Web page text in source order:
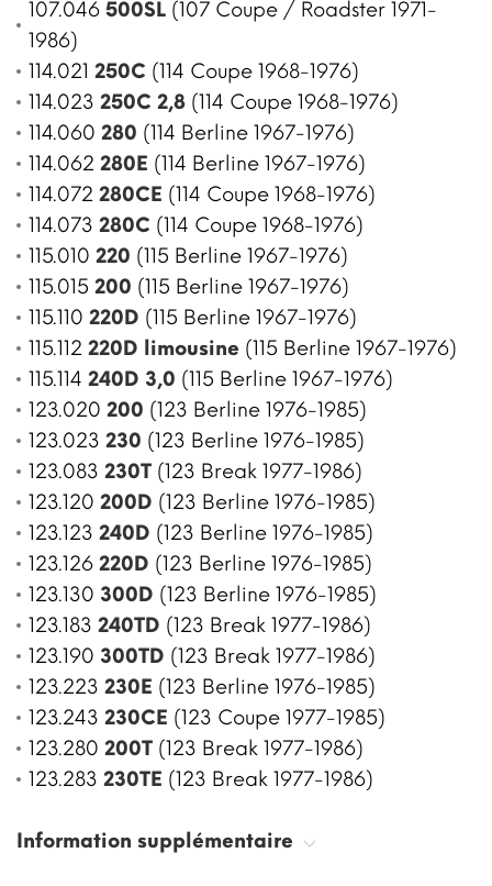
107.046 500SL (107 Coupe / Roadster 1971-
1986)
114.021 250C (114 Coupe 1968-1976)
114.023 250C 2,8 (114 Coupe 1968-1976)
114.060 280 (114 Berline 1967-1976)
114.062 280E (114 Berline 1967-1976)
114.072 280CE (114 Coupe 1968-1976)
114.073 280C (114 Coupe 1968-1976)
115.010 220 (115 Berline 1967-1976)
115.015 200 (115 Berline 1967-1976)
115.110 220D (115 Berline 1967-1976)
115.112 220D limousine (115 Berline 1967-1976)
115.114 240D 3,0 (115 Berline 1967-1976)
123.020 200 (123 Berline 1976-1985)
123.023 230 (123 Berline 1976-1985)
123.083 230T (123 Break 1977-1986)
123.120 200D (123 Berline 1976-1985)
123.123 240D (123 Berline 1976-1985)
123.126 220D (123 Berline 1976-1985)
123.130 300D (123 Berline 1976-1985)
123.183 240TD (123 Break 1977-1986)
123.190 300TD (123 Break 1977-1986)
123.223 230E (123 Berline 1976-1985)
123.243 230CE (123 Coupe 1977-1985)
123.280 200T (123 Break 1977-1986)
123.283 230TE (123 Break 1977-1986)
Information supplémentaire